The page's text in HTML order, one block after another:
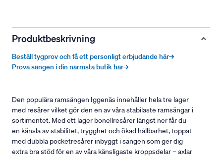
Produktbeskrivning
Beställ tygprov och få ett personligt erbjudande här→
Prova sängen i din närmsta butik här→
Den populära ramsängen Iggenäs innehåller hela tre lager
med resårer vilket gör den en av våra stabilaste ramsängar i
sortimentet. Med ett lager bonellresårer längst ner får du
en känsla av stabilitet, trygghet och ökad hållbarhet, toppat
med dubbla pocketresårer inbyggt i sängen som ger dig
extra bra stöd för en av våra känsligaste kroppsdelar – axlar